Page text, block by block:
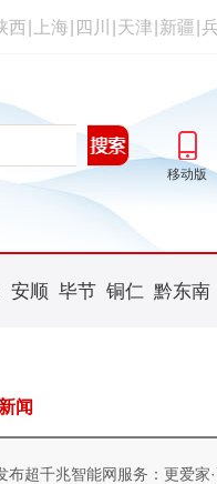
西 上海 四川 天津 新疆
移动版
安顺 毕节 铜仁 黔东南
闻
布超千兆智能网服务：更爱家